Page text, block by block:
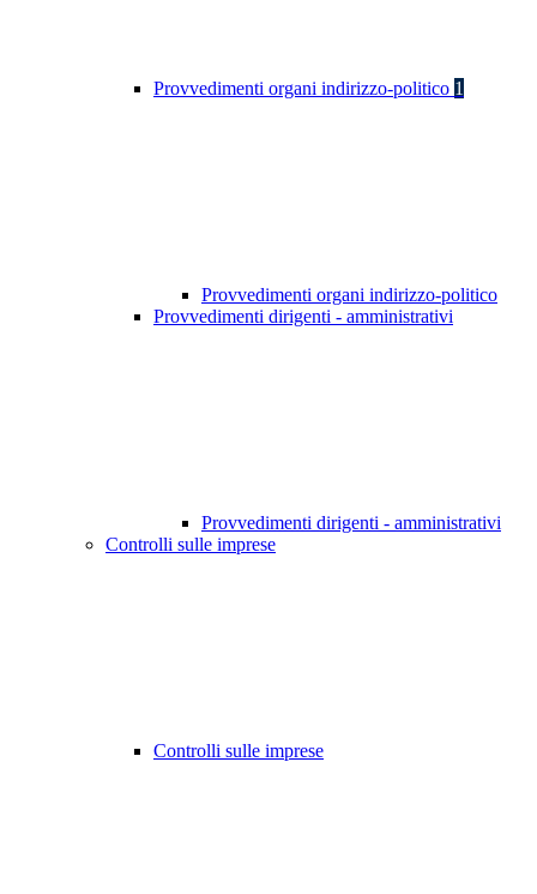
Provvedimenti organi indirizzo-politico 1
Provvedimenti organi indirizzo-politico
Provvedimenti dirigenti - amministrativi
Provvedimenti dirigenti - amministrativi
Controlli sulle imprese
Controlli sulle imprese